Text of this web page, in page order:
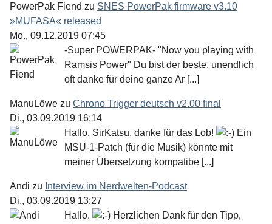
PowerPak Fiend zu SNES PowerPak firmware v3.10
»MUFASA« released
Mo., 09.12.2019 07:45
-Super POWERPAK- "Now you playing with
Ramsis Power" Du bist der beste, unendlich
oft danke für deine ganze Ar [...]
ManuLöwe zu Chrono Trigger deutsch v2.00 final
Di., 03.09.2019 16:14
Hallo, SirKatsu, danke für das Lob!
Ein
MSU-1-Patch (für die Musik) könnte mit
meiner Übersetzung kompatibe [...]
Andi zu Interview im Nerdwelten-Podcast
Di., 03.09.2019 13:27
Hallo.
Herzlichen Dank für den Tipp,